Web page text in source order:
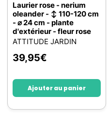
Laurier rose - nerium
oleander - ↕ 110-120 cm
- ⌀ 24 cm - plante
d'extérieur - fleur rose
ATTITUDE JARDIN
39,95€
Ajouter au panier